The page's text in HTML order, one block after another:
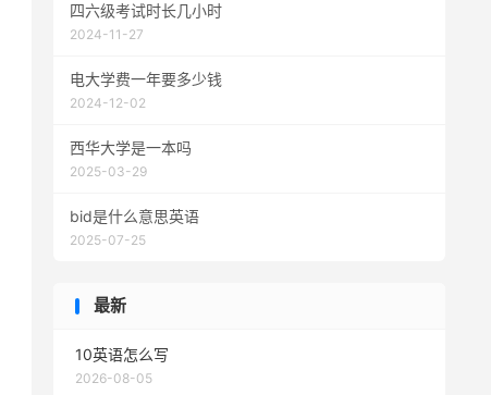
四六级考试时长几小时
2024-11-27
电大学费一年要多少钱
2024-12-02
西华大学是一本吗
2025-03-29
bid是什么意思英语
2025-07-25
最新
10英语怎么写
2026-08-05